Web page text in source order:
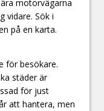
motorvägarna
vidare. Sök i
på en karta.
för besökare.
städer är
för just
att hantera, men